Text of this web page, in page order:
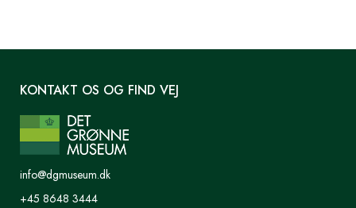
KONTAKT OS OG FIND VEJ
info@dgmuseum.dk
+45 8648 3444